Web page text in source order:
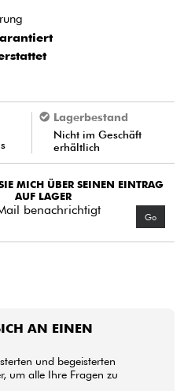
Lagerbestand
Nicht im Geschäft
erhältlich
MICH ÜBER SEINEN EINTRAG
AUF LAGER
benachrichtigt
Go
AN EINEN
und begeisterten
um alle Ihre Fragen zu